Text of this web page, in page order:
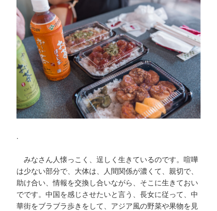
.
みなさん人懐っこく、逞しく生きているのです。喧嘩
は少ない部分で、大体は、人間関係が濃くて、親切で、
助け合い、情報を交換し合いながら、そこに生きておい
でです。中国を感じさせたいと言う、長女に従って、中
華街をブラブラ歩きをして、アジア風の野菜や果物を見